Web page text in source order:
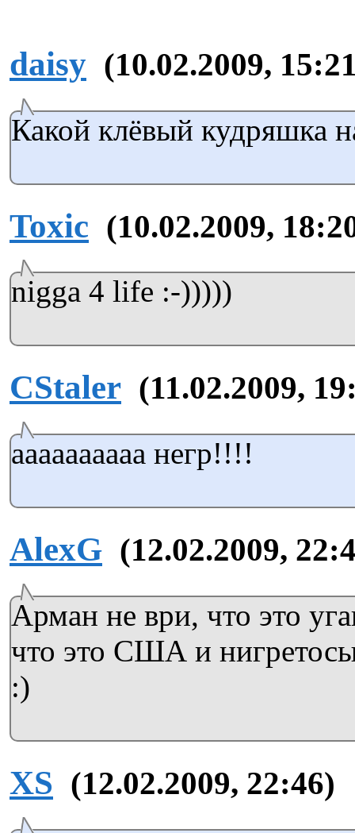
daisy (10.02.2009,
Какой клёвый кудряшка
Toxic (10.02.2009,
nigga 4 life :-)))))
CStaler (11.02.2009,
аааааааааа негр!!!!
AlexG (12.02.2009,
Арман не ври, что это
что это США и
:)
XS (12.02.2009, 22:46)